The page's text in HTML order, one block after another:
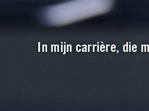
In mijn carrière, die